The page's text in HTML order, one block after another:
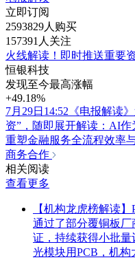
立即订阅
2593829人购买
157391人关注
火线解读！即时推送重要
恒银科技
发现至今最高涨幅
+49.18%
7月29日14:52《电报解读
资”，随即展开解读：AI
重塑金融服务全流程效率
商务合作
相关阅读
查看更多
【机构龙虎榜解读
通过了部分覆铜板
证，持续获得小批
光模块用PCB，机构